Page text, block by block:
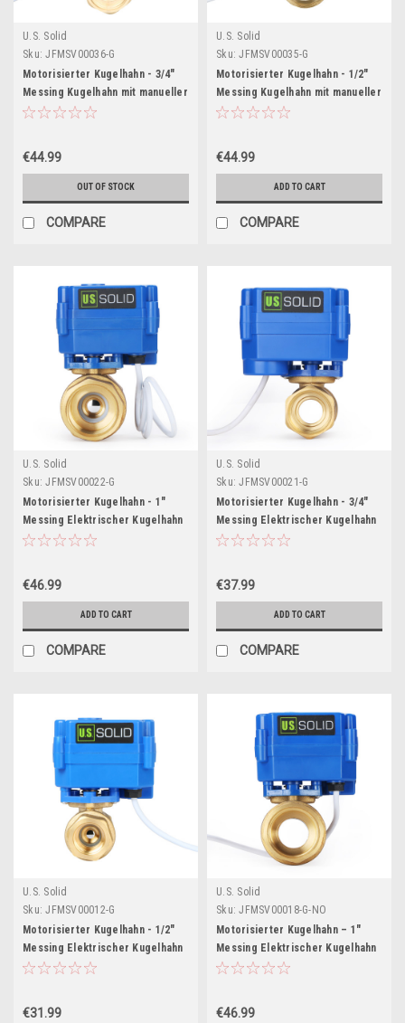
U.S. Solid
Sku: JFMSV00036-G
Motorisierter Kugelhahn - 3/4"
Messing Kugelhahn mit manueller
Funktion, vollem Durchgang, 9-24
€44.99
OUT OF STOCK
COMPARE
U.S. Solid
Sku: JFMSV00035-G
Motorisierter Kugelhahn - 1/2"
Messing Kugelhahn mit manueller
Funktion, vollem Durchgang, 9-24
€44.99
ADD TO CART
COMPARE
U.S. Solid
Sku: JFMSV00022-G
Motorisierter Kugelhahn - 1"
Messing Elektrischer Kugelhahn
mit vollem Durchgang, 9-24 V DC,
€46.99
ADD TO CART
COMPARE
U.S. Solid
Sku: JFMSV00021-G
Motorisierter Kugelhahn - 3/4"
Messing Elektrischer Kugelhahn
mit vollem Durchgang, 9-24 V DC,
€37.99
ADD TO CART
COMPARE
U.S. Solid
Sku: JFMSV00012-G
Motorisierter Kugelhahn - 1/2"
Messing Elektrischer Kugelhahn
mit vollem Durchgang, 9-24 V DC,
€31.99
U.S. Solid
Sku: JFMSV00018-G-NO
Motorisierter Kugelhahn – 1"
Messing Elektrischer Kugelhahn
mit vollem Durchgang, 9-
€46.99